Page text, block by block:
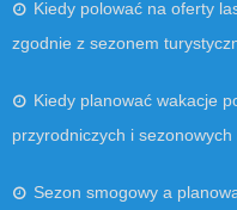
Kiedy polować na oferty
zgodnie z sezonem
Kiedy planować wakacje
przyrodniczych i
Sezon smogowy a